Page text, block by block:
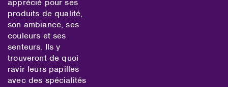
apprécié pour ses
produits de qualité,
son ambiance, ses
couleurs et ses
senteurs. Ils y
trouveront de quoi
ravir leurs papilles
avec des spécialités